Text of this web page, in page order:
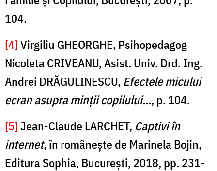
104.
[4]Virgiliu GHEORGHE, Psihopedagog
Nicoleta CRIVEANU, Asist. Univ. Drd. Ing.
Andrei DRĂGULINESCU, Efectele micului
ecran asupra minţii copilului..., p. 104.
[5]Jean-Claude LARCHET, Captivi în
internet, în româneşte de Marinela Bojin,
Editura Sophia, Bucureşti, 2018, pp. 231-